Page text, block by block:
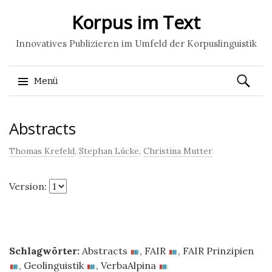
Korpus im Text
Innovatives Publizieren im Umfeld der Korpuslinguistik
Menü
zum
Suchen
nach:
Abstracts
Thomas Krefeld, Stephan Lücke, Christina Mutter
Version:
Schlagwörter: Abstracts , FAIR , FAIR Prinzipien
, Geolinguistik , VerbaAlpina